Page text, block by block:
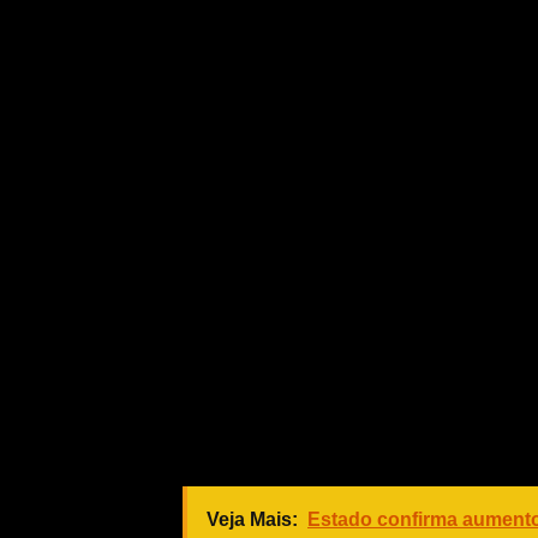
Veja Mais: Estado confirma